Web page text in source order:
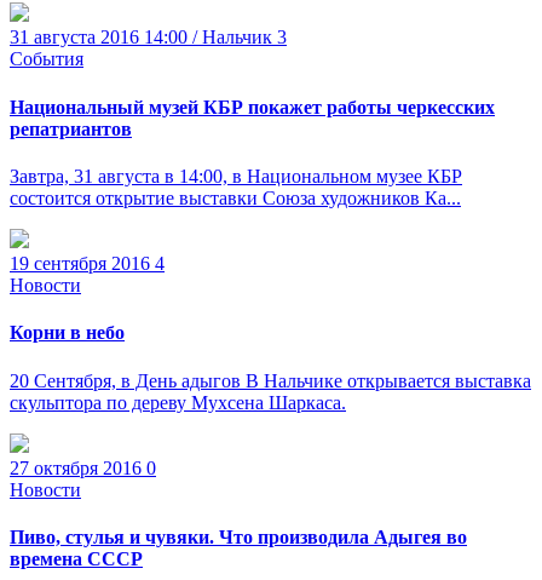
31 августа 2016 14:00 / Нальчик 3
События
Национальный музей КБР покажет работы черкесских
репатриантов
Завтра, 31 августа в 14:00, в Национальном музее КБР
состоится открытие выставки Союза художников Ка...
19 сентября 2016 4
Новости
Корни в небо
20 Сентября, в День адыгов В Нальчике открывается выставка
скульптора по дереву Мухсена Шаркаса.
27 октября 2016 0
Новости
Пиво, стулья и чувяки. Что производила Адыгея во
времена СССР